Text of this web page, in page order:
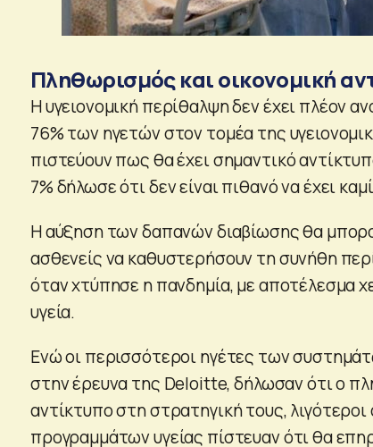
Πληθωρισμός και οικονομική
Η υγειονομική περίθαλψη δεν έχει πλέον
76% των ηγετών στον τομέα της
πιστεύουν πως θα έχει σημαντικό
7% δήλωσε ότι δεν είναι πιθανό να έχει
Η αύξηση των δαπανών διαβίωσης θα
ασθενείς να καθυστερήσουν τη συνήθη
όταν χτύπησε η πανδημία, με αποτέλεσμα
υγεία.
Ενώ οι περισσότεροι ηγέτες των
στην έρευνα της Deloitte, δήλωσαν ότι ο
αντίκτυπο στη στρατηγική τους,
προγραμμάτων υγείας πίστευαν ότι θα